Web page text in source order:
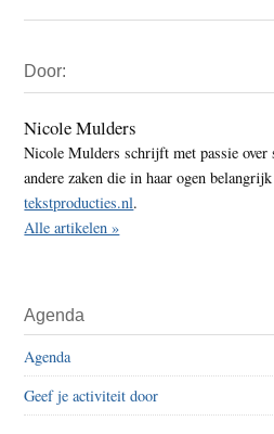
Sidebar
Door:
Nicole Mulders
Nicole Mulders schrijft met passie
andere zaken die in haar ogen
tekstproducties.nl.
Alle artikelen »
Agenda
Agenda
Geef je activiteit door